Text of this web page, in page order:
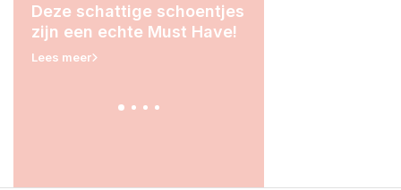
Deze schattige schoentjes
zijn een echte Must Have!
Lees meer